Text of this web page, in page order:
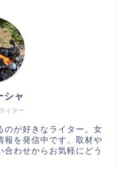
イター
シャ
のが好きなライター。女
報を発信中です。取材や
わせからお気軽にどう